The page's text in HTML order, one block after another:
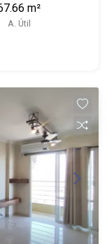
m²
A. Útil